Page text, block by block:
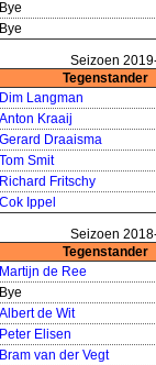
Bye
Bye
Seizoen
Tegenstander
Dim Langman
Anton Kraaij
Gerard Draaisma
Tom Smit
Richard Fritschy
Cok Ippel
Seizoen
Tegenstander
Martijn de Ree
Bye
Albert de Wit
Peter Elisen
Bram van der Vegt